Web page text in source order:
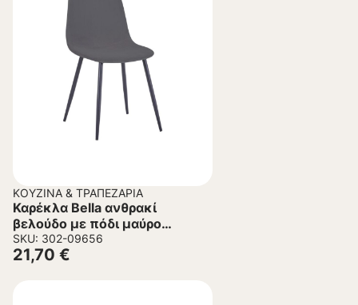
ΚΟΥΖΊΝΑ & ΤΡΑΠΕΖΑΡΊΑ
Καρέκλα Bella ανθρακί
βελούδο με πόδι μαύρο
μέταλλο 43.5x52x89εκ
SKU: 302-09656
21,70 €